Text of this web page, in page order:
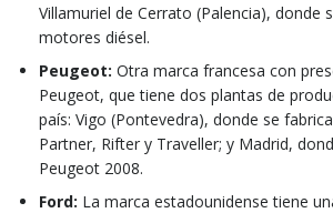
Villamuriel de Cerrato (Palencia), donde
motores diésel.
Peugeot: Otra marca francesa con
Peugeot, que tiene dos plantas de
país: Vigo (Pontevedra), donde se
Partner, Rifter y Traveller; y Madrid,
Peugeot 2008.
Ford: La marca estadounidense tiene